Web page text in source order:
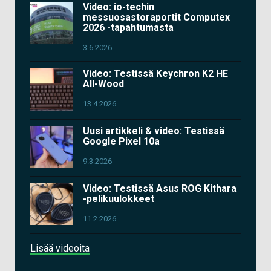
Video: io-techin
messuosastoraportit Computex
2026 -tapahtumasta
3.6.2026
Video: Testissä Keychron K2 HE
All-Wood
13.4.2026
Uusi artikkeli & video: Testissä
Google Pixel 10a
9.3.2026
Video: Testissä Asus ROG Kithara
-pelikuulokkeet
11.2.2026
Lisää videoita